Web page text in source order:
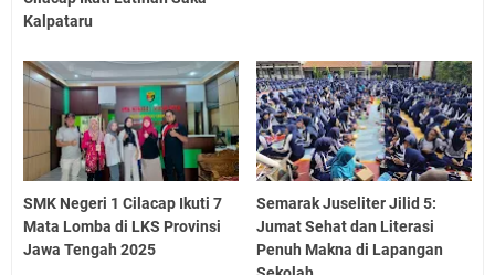
Kalpataru
SMK Negeri 1 Cilacap Ikuti 7
Mata Lomba di LKS Provinsi
Jawa Tengah 2025
Semarak Juseliter Jilid 5:
Jumat Sehat dan Literasi
Penuh Makna di Lapangan